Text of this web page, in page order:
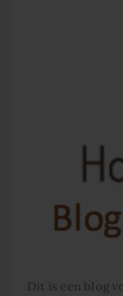
Dit is een blog